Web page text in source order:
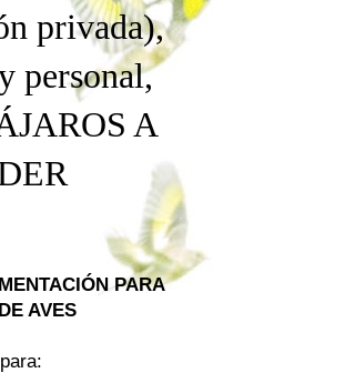
privada),
personal,
A
PARA
AVES